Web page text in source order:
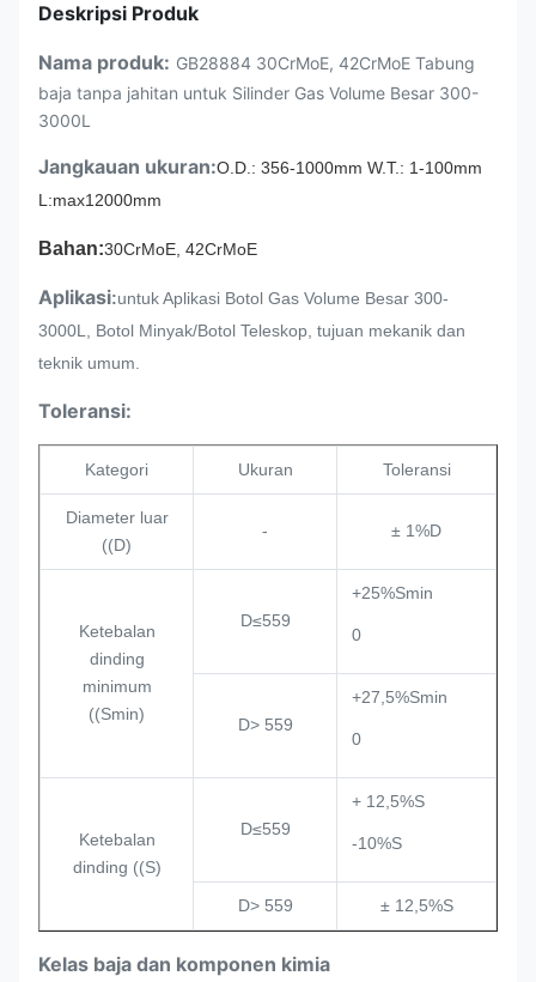
Deskripsi Produk
Nama produk: GB28884 30CrMoE, 42CrMoE Tabung
baja tanpa jahitan untuk Silinder Gas Volume Besar 300-
3000L
Jangkauan ukuran:O.D.: 356-1000mm W.T.: 1-100mm
L:max12000mm
Bahan:30CrMoE, 42CrMoE
Aplikasi:untuk Aplikasi Botol Gas Volume Besar 300-
3000L, Botol Minyak/Botol Teleskop, tujuan mekanik dan
teknik umum.
Toleransi:
Kategori Ukuran Toleransi
Diameter luar
((D)
- ± 1%D
Ketebalan
dinding
minimum
((Smin)
D≤559
+25%Smin
0
D> 559
+27,5%Smin
0
Ketebalan
dinding ((S)
D≤559
+ 12,5%S
-10%S
D> 559 ± 12,5%S
Kelas baja dan komponen kimia